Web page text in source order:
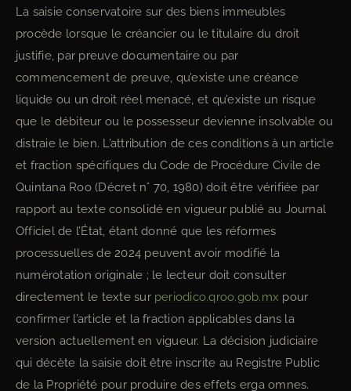
La saisie conservatoire sur des biens immeubles
procède lorsque le créancier ou le titulaire du droit
justifie, par preuve documentaire ou par
commencement de preuve, qu’existe une créance
liquide ou un droit réel menacé, et qu’existe un risque
que le débiteur ou le possesseur devienne insolvable ou
distraie le bien. L’attribution de ces conditions à un article
et fraction spécifiques du Code de Procédure Civile de
Quintana Roo (Décret n° 70, 1980) doit être vérifiée par
rapport au texte consolidé en vigueur publié au Journal
Officiel de l’État, étant donné que les réformes
processuelles de 2024 peuvent avoir modifié la
numérotation originale ; le lecteur doit consulter
directement le texte sur periodico.qroo.gob.mx pour
confirmer l’article et la fraction applicables dans la
version actuellement en vigueur. La décision judiciaire
qui décète la saisie doit être inscrite au Registre Public
de la Propriété pour produire des effets erga omnes.